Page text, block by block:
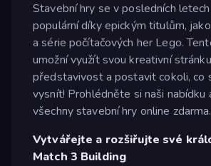
Stavební hry se v posledních
populární díky epickým titulům,
a série počítačových her Lego.
umožní využít svou kreativní
představivost a postavit cokoli, co
vysnít! Prohlédněte si naši nabídku
všechny stavební hry online zdarma.
Vytvářejte a rozšiřujte své
Match 3 Building